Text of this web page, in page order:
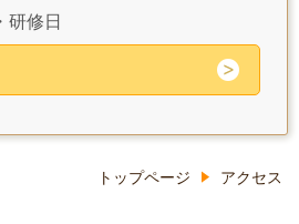
研修日
トップページ アクセス